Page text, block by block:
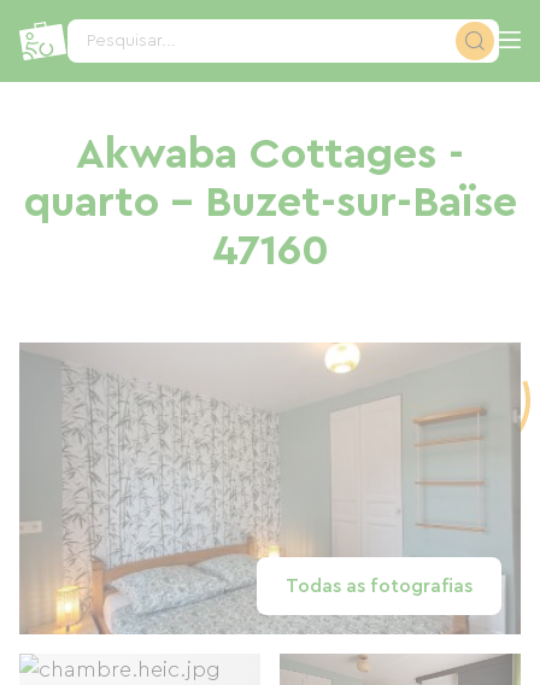
Pesquisar...
Akwaba Cottages -
quarto - Buzet-sur-Baïse
47160
Todas as fotografias
Painel de Gerenciamento de Cookies